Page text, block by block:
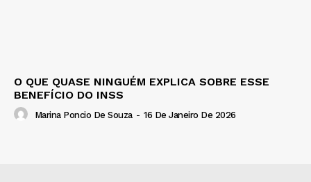
O QUE QUASE NINGUÉM EXPLICA SOBRE ESSE
BENEFÍCIO DO INSS
Marina Poncio De Souza - 16 De Janeiro De 2026